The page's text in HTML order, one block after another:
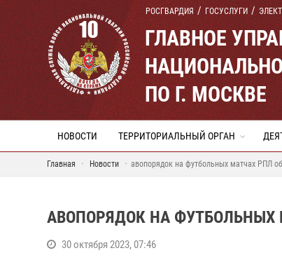
РОСГВАРДИЯ ГОСУСЛУГИ
ГЛАВНОЕ
ПО Г. МОСКВЕ
НОВОСТИ ТЕРРИТОРИАЛЬНЫЙ ОРГАН
Главная Новости авопорядок на футбольных матчах РПЛ
АВОПОРЯДОК НА ФУТБОЛЬНЫХ
30 октября 2023, 07:46